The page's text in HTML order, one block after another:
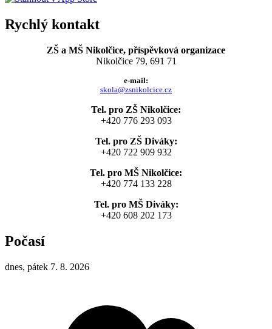
Rychlý kontakt
ZŠ a MŠ Nikolčice, příspěvková organizace
Nikolčice 79, 691 71
e-mail:
skola@zsnikolcice.cz
Tel. pro ZŠ Nikolčice:
+420 776 293 093
Tel. pro ZŠ Diváky:
+420 722 909 932
Tel. pro MŠ Nikolčice:
+420 774 133 228
Tel. pro MŠ Diváky:
+420 608 202 173
Počasí
dnes, pátek 7. 8. 2026